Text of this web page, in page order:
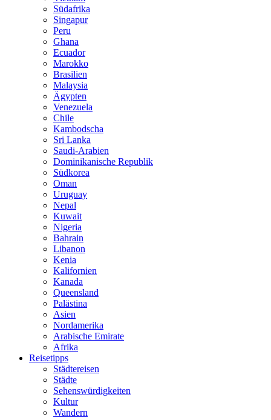
Südafrika
Singapur
Peru
Ghana
Ecuador
Marokko
Brasilien
Malaysia
Ägypten
Venezuela
Chile
Kambodscha
Sri Lanka
Saudi-Arabien
Dominikanische Republik
Südkorea
Oman
Uruguay
Nepal
Kuwait
Nigeria
Bahrain
Libanon
Kenia
Kalifornien
Kanada
Queensland
Palästina
Asien
Nordamerika
Arabische Emirate
Afrika
Reisetipps
Städtereisen
Städte
Sehenswürdigkeiten
Kultur
Wandern